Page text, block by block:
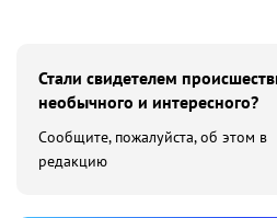
Стали свидетелем
необычного и интересного?
Сообщите, пожалуйста, об этом в
редакцию